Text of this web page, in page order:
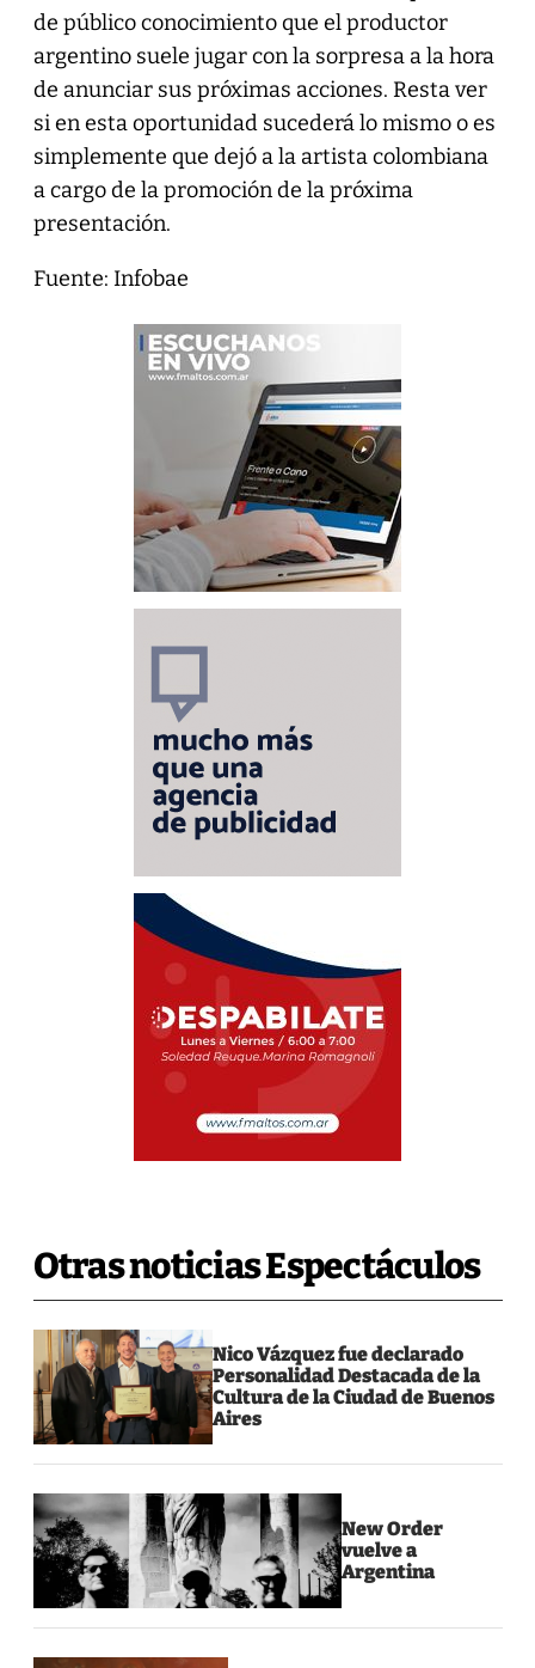
de público conocimiento que el productor
argentino suele jugar con la sorpresa a la hora
de anunciar sus próximas acciones. Resta ver
si en esta oportunidad sucederá lo mismo o es
simplemente que dejó a la artista colombiana
a cargo de la promoción de la próxima
presentación.
Fuente: Infobae
Otras noticias Espectáculos
Nico Vázquez fue declarado
Personalidad Destacada de la
Cultura de la Ciudad de Buenos
Aires
New Order
vuelve a
Argentina